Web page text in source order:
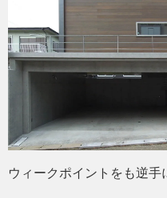
ウィークポイントをも逆